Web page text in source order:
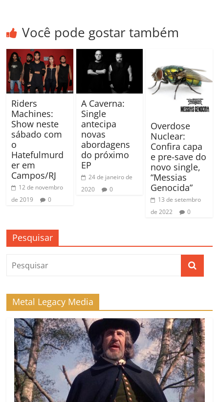
Você pode gostar também
Riders
Machines:
Show neste
sábado com
o
Hatefulmurd
er em
Campos/RJ
12 de novembro
de 2019
0
A Caverna:
Single
antecipa
novas
abordagens
do próximo
EP
24 de janeiro de
2020
0
Overdose
Nuclear:
Confira capa
e pre-save do
novo single,
“Messias
Genocida”
13 de setembro
de 2022
0
Pesquisar
Metal Legacy Media